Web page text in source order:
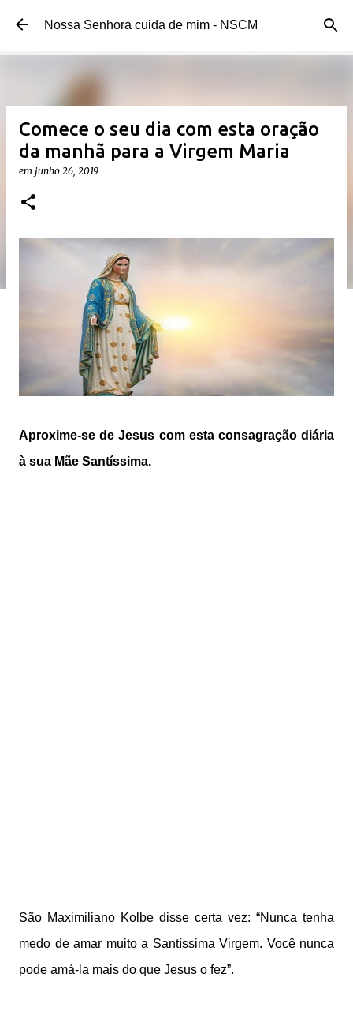
Pular para o conteúdo principal
Nossa Senhora cuida de mim - NSCM
Comece o seu dia com esta oração
da manhã para a Virgem Maria
em junho 26, 2019
Aproxime-se de Jesus com esta consagração diária
à sua Mãe Santíssima.
São Maximiliano Kolbe disse certa vez: “Nunca tenha
medo de amar muito a Santíssima Virgem. Você nunca
pode amá-la mais do que Jesus o fez”.